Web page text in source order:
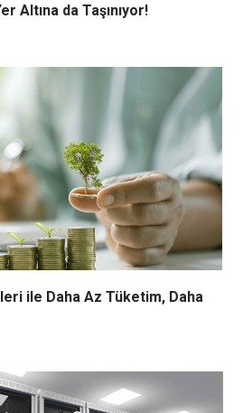
Altına da Taşınıyor!
ile Daha Az Tüketim, Daha